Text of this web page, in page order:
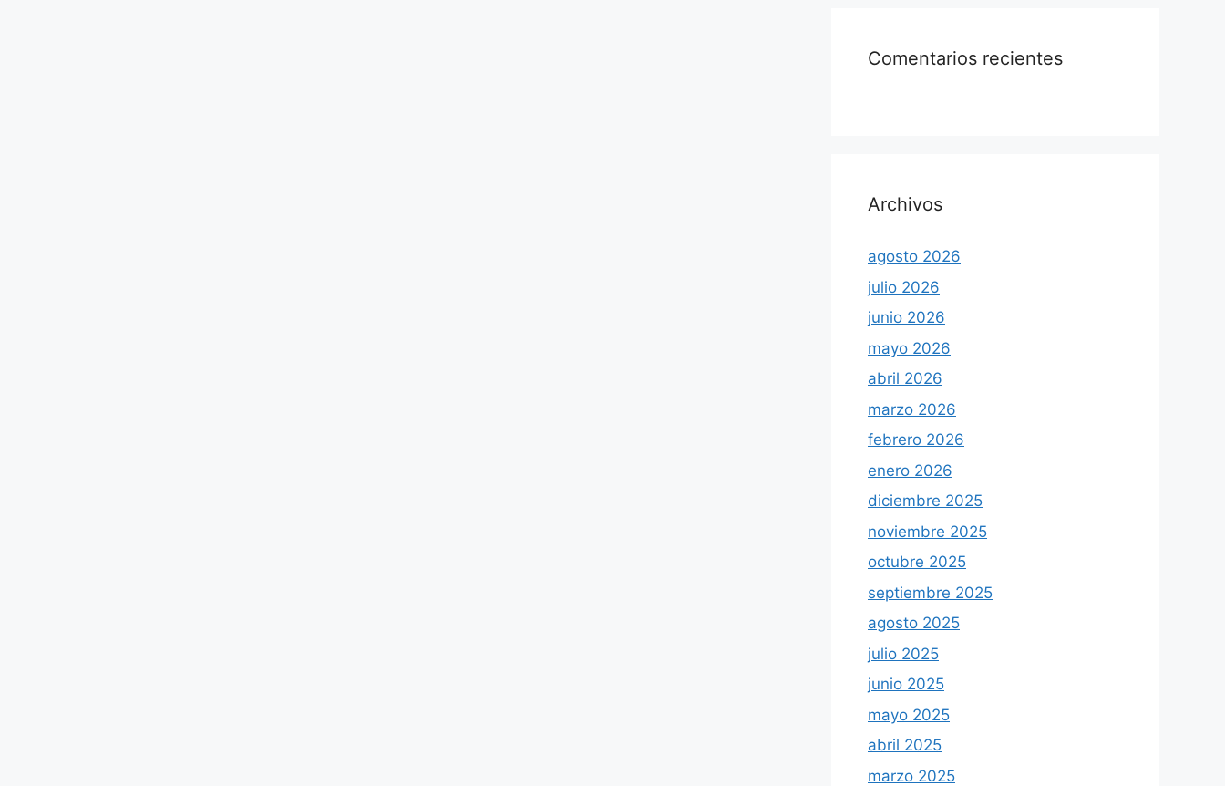
Comentarios recientes
Archivos
agosto 2026
julio 2026
junio 2026
mayo 2026
abril 2026
marzo 2026
febrero 2026
enero 2026
diciembre 2025
noviembre 2025
octubre 2025
septiembre 2025
agosto 2025
julio 2025
junio 2025
mayo 2025
abril 2025
marzo 2025